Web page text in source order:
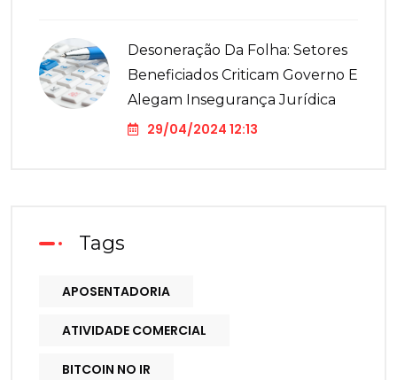
Desoneração Da Folha: Setores
Beneficiados Criticam Governo E
Alegam Insegurança Jurídica
29/04/2024 12:13
Tags
APOSENTADORIA
ATIVIDADE COMERCIAL
BITCOIN NO IR